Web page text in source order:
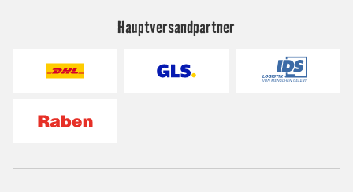
Hauptversandpartner